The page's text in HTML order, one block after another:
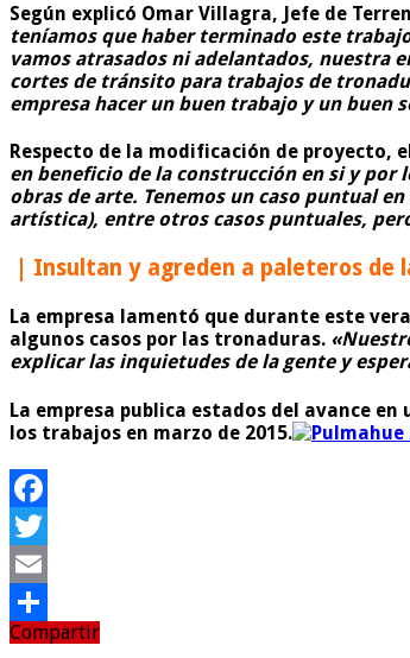
Según explicó Omar Villagra, Jefe de
teníamos que haber terminado este
vamos atrasados ni adelantados, nuestra
cortes de tránsito para trabajos de
empresa hacer un buen trabajo y un buen
Respecto de la modificación de proyecto,
en beneficio de la construcción en si y por
obras de arte. Tenemos un caso puntual
artística), entre otros casos puntuales,
| Insultan y agreden a paleteros de
La empresa lamentó que durante este
algunos casos por las tronaduras.
explicar las inquietudes de la gente y
La empresa publica estados del avance en
los trabajos en marzo de 2015.
Facebook
Twitter
Email
Compartir
Compartir